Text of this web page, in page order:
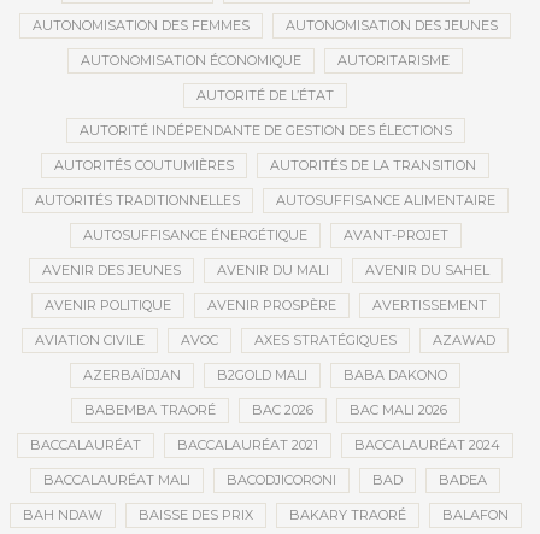
AUTONOMISATION DES FEMMES AUTONOMISATION DES JEUNES
AUTONOMISATION ÉCONOMIQUE AUTORITARISME
AUTORITÉ DE L’ÉTAT
AUTORITÉ INDÉPENDANTE DE GESTION DES ÉLECTIONS
AUTORITÉS COUTUMIÈRES AUTORITÉS DE LA TRANSITION
AUTORITÉS TRADITIONNELLES AUTOSUFFISANCE ALIMENTAIRE
AUTOSUFFISANCE ÉNERGÉTIQUE AVANT-PROJET
AVENIR DES JEUNES AVENIR DU MALI AVENIR DU SAHEL
AVENIR POLITIQUE AVENIR PROSPÈRE AVERTISSEMENT
AVIATION CIVILE AVOC AXES STRATÉGIQUES AZAWAD
AZERBAÏDJAN B2GOLD MALI BABA DAKONO
BABEMBA TRAORÉ BAC 2026 BAC MALI 2026
BACCALAURÉAT BACCALAURÉAT 2021 BACCALAURÉAT 2024
BACCALAURÉAT MALI BACODJICORONI BAD BADEA
BAH NDAW BAISSE DES PRIX BAKARY TRAORÉ BALAFON